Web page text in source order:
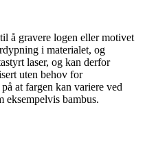
å gravere logen eller motivet
i materialet, og
laser, og kan derfor
uten behov for
at fargen kan variere ved
eksempelvis bambus.